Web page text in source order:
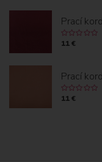
Prací
11 €
Prací
11 €